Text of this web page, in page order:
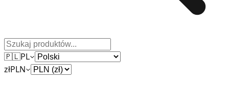
🇵🇱PL
złPLN